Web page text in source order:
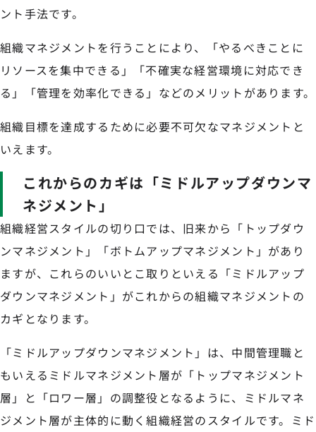
ント手法です。
組織マネジメントを行うことにより、「やるべきことに
リソースを集中できる」「不確実な経営環境に対応でき
る」「管理を効率化できる」などのメリットがあります。
組織目標を達成するために必要不可欠なマネジメントと
いえます。
これからのカギは「ミドルアップダウンマ
ネジメント」
組織経営スタイルの切り口では、旧来から「トップダウ
ンマネジメント」「ボトムアップマネジメント」があり
ますが、これらのいいとこ取りといえる「ミドルアップ
ダウンマネジメント」がこれからの組織マネジメントの
カギとなります。
「ミドルアップダウンマネジメント」は、中間管理職と
もいえるミドルマネジメント層が「トップマネジメント
層」と「ロワー層」の調整役となるように、ミドルマネ
ジメント層が主体的に動く組織経営のスタイルです。ミド